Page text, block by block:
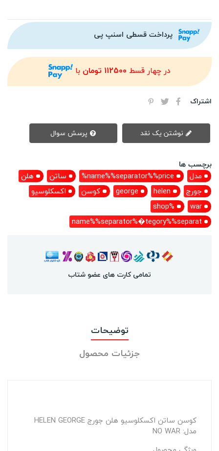
پرداخت قسطی اسنپ پی
در چهار قسط 112500 تومان با
اشتراک
برچسب ها
مدل
name%%separator%%price% ساتن
هلن
جورج
helen
george کوسن
اکسکلوسیو
war
%shop
name%%separator%�tegory%%separat
تمامی کارت های عضو شتاب
توضیحات
جزئیات محصول
کوسن ساتن اکسکلوسیو هلن جورج HELEN GEORGE
مدل: NO WAR